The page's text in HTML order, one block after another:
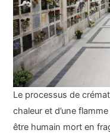
Le processus de
chaleur et d’une
être humain mort en